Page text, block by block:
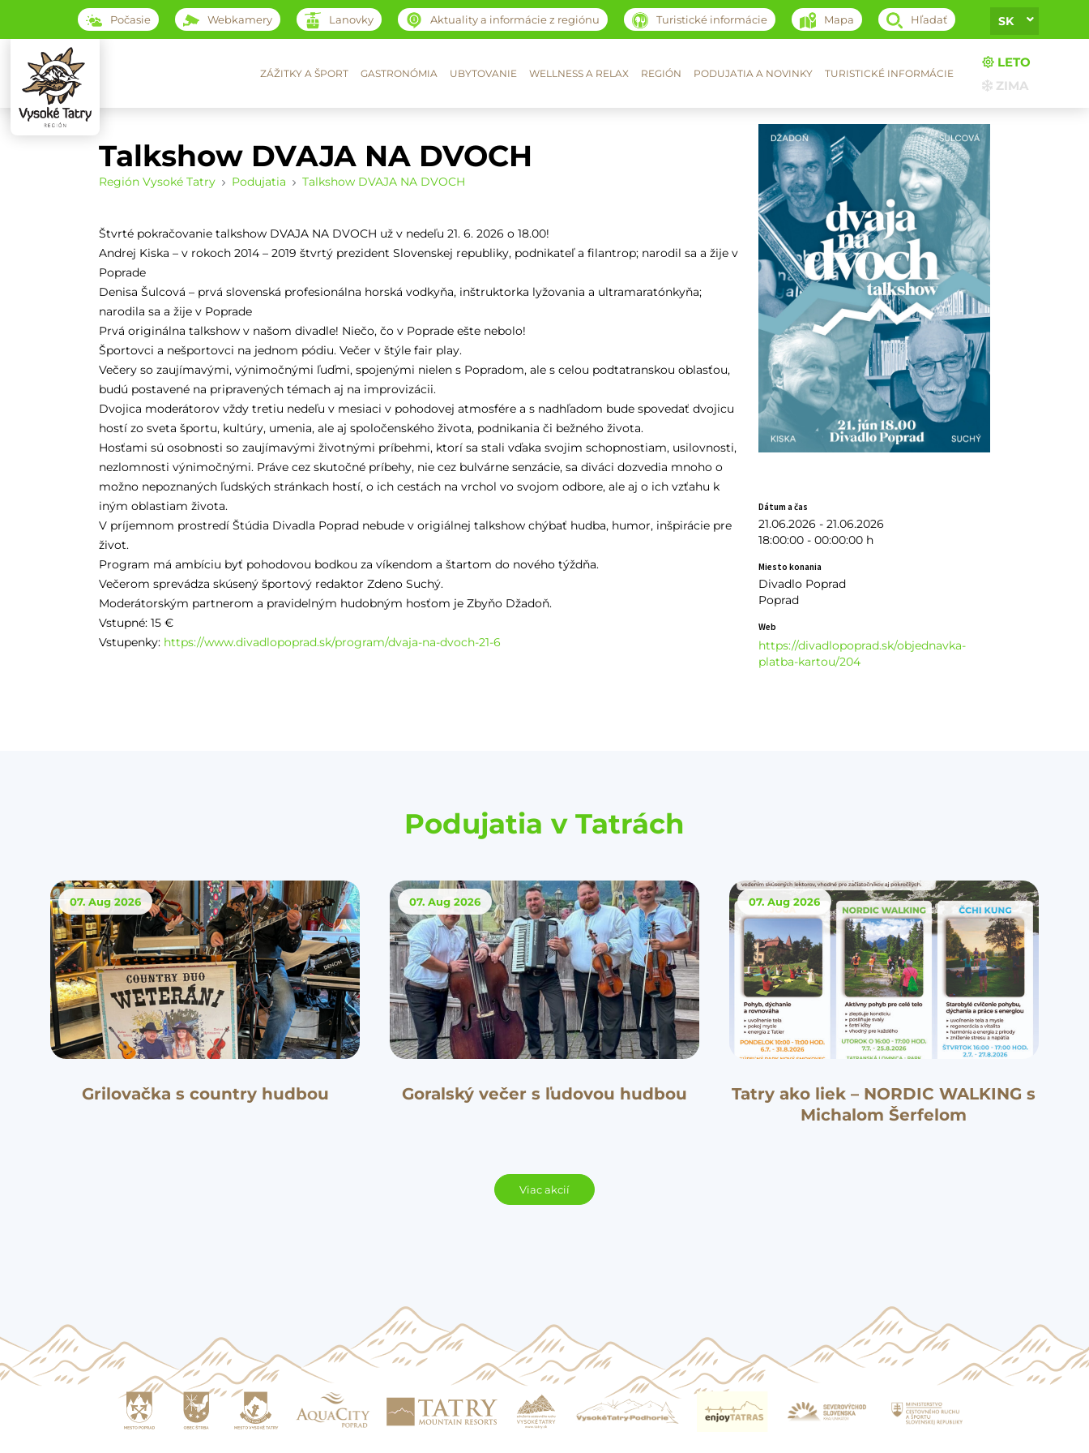
Počasie Webkamery Lanovky Aktuality a informácie z regiónu Turistické informácie Mapa Hľadať SK
ZÁŽITKY A ŠPORT GASTRONÓMIA UBYTOVANIE WELLNESS A RELAX REGIÓN PODUJATIA A NOVINKY TURISTICKÉ INFORMÁCIE
LETO
ZIMA
Talkshow DVAJA NA DVOCH
Región Vysoké Tatry Podujatia Talkshow DVAJA NA DVOCH
Štvrté pokračovanie talkshow DVAJA NA DVOCH už v nedeľu 21. 6. 2026 o 18.00!
Andrej Kiska – v rokoch 2014 – 2019 štvrtý prezident Slovenskej republiky, podnikateľ a filantrop; narodil sa a žije v
Poprade
Denisa Šulcová – prvá slovenská profesionálna horská vodkyňa, inštruktorka lyžovania a ultramaratónkyňa;
narodila sa a žije v Poprade
Prvá originálna talkshow v našom divadle! Niečo, čo v Poprade ešte nebolo!
Športovci a nešportovci na jednom pódiu. Večer v štýle fair play.
Večery so zaujímavými, výnimočnými ľuďmi, spojenými nielen s Popradom, ale s celou podtatranskou oblasťou,
budú postavené na pripravených témach aj na improvizácii.
Dvojica moderátorov vždy tretiu nedeľu v mesiaci v pohodovej atmosfére a s nadhľadom bude spovedať dvojicu
hostí zo sveta športu, kultúry, umenia, ale aj spoločenského života, podnikania či bežného života.
Hosťami sú osobnosti so zaujímavými životnými príbehmi, ktorí sa stali vďaka svojim schopnostiam, usilovnosti,
nezlomnosti výnimočnými. Práve cez skutočné príbehy, nie cez bulvárne senzácie, sa diváci dozvedia mnoho o
možno nepoznaných ľudských stránkach hostí, o ich cestách na vrchol vo svojom odbore, ale aj o ich vzťahu k
iným oblastiam života.
V príjemnom prostredí Štúdia Divadla Poprad nebude v origiálnej talkshow chýbať hudba, humor, inšpirácie pre
život.
Program má ambíciu byť pohodovou bodkou za víkendom a štartom do nového týždňa.
Večerom sprevádza skúsený športový redaktor Zdeno Suchý.
Moderátorským partnerom a pravidelným hudobným hosťom je Zbyňo Džadoň.
Vstupné: 15 €
Vstupenky: https://www.divadlopoprad.sk/program/dvaja-na-dvoch-21-6
Dátum a čas
21.06.2026 - 21.06.2026
18:00:00 - 00:00:00 h
Miesto konania
Divadlo Poprad
Poprad
Web
https://divadlopoprad.sk/objednavka-
platba-kartou/204
Podujatia v Tatrách
07. Aug 2026
Grilovačka s country hudbou
07. Aug2026
Goralský večer s ľudovou hudbou
07. Aug2026
Tatry ako liek – NORDIC WALKING s
Michalom Šerfelom
Viac akcií